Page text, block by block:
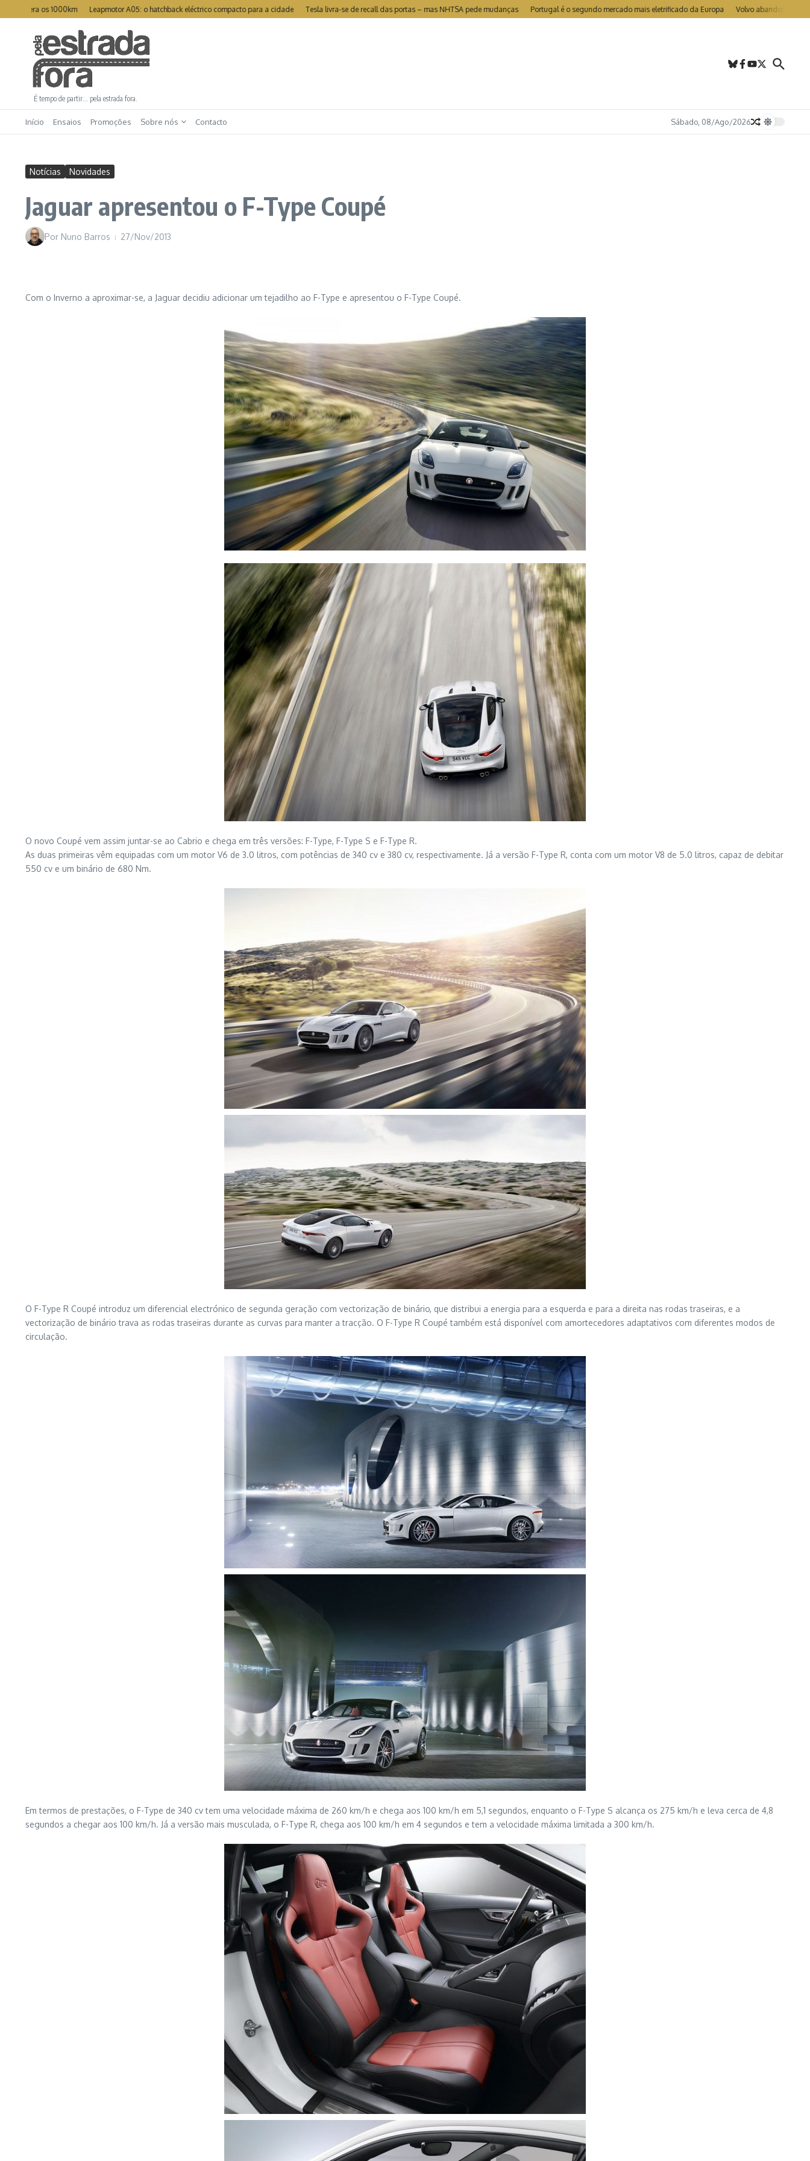
Ir para o conteúdo
os 1000km Leapmotor A05: o hatchback eléctrico compacto para a cidade Tesla livra-se de recall das portas – mas NHTSA pede mudanças Portugal é o segundo mercado mais eletrificado da Europa Volvo abandona LIDAR nos
É tempo de partir… pela estrada fora.
Início Ensaios Promoções Sobre nós Contacto Sábado, 08/Ago/2026
Notícias Novidades
Jaguar apresentou o F-Type Coupé
Por Nuno Barros 27/Nov/2013
Com o Inverno a aproximar-se, a Jaguar decidiu adicionar um tejadilho ao F-Type e apresentou o F-Type Coupé.
O novo Coupé vem assim juntar-se ao Cabrio e chega em três versões: F-Type, F-Type S e F-Type R.
As duas primeiras vêm equipadas com um motor V6 de 3.0 litros, com potências de 340 cv e 380 cv, respectivamente. Já a versão F-Type R, conta com um motor V8 de 5.0 litros, capaz de debitar
550 cv e um binário de 680 Nm.
O F-Type R Coupé introduz um diferencial electrónico de segunda geração com vectorização de binário, que distribui a energia para a esquerda e para a direita nas rodas traseiras, e a
vectorização de binário trava as rodas traseiras durante as curvas para manter a tracção. O F-Type R Coupé também está disponível com amortecedores adaptativos com diferentes modos de
circulação.
Em termos de prestações, o F-Type de 340 cv tem uma velocidade máxima de 260 km/h e chega aos 100 km/h em 5,1 segundos, enquanto o F-Type S alcança os 275 km/h e leva cerca de 4,8
segundos a chegar aos 100 km/h. Já a versão mais musculada, o F-Type R, chega aos 100 km/h em 4 segundos e tem a velocidade máxima limitada a 300 km/h.